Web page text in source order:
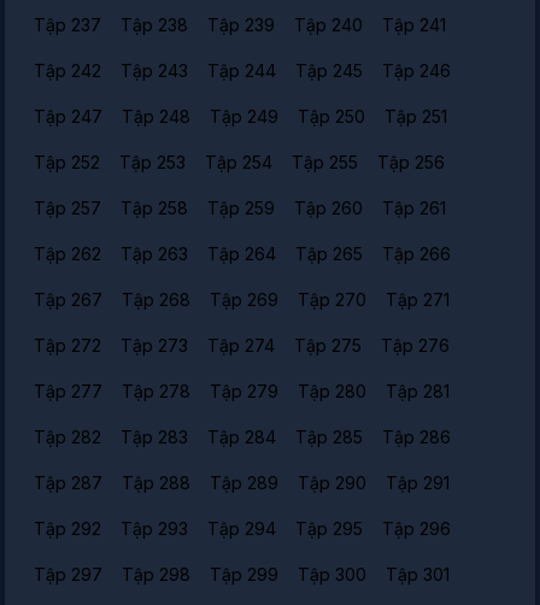
Tập 237 Tập 238 Tập 239 Tập 240 Tập 241
Tập 242 Tập 243 Tập 244 Tập 245 Tập 246
Tập 247 Tập 248 Tập 249 Tập 250 Tập 251
Tập 252 Tập 253 Tập 254 Tập 255 Tập 256
Tập 257 Tập 258 Tập 259 Tập 260 Tập 261
Tập 262 Tập 263 Tập 264 Tập 265 Tập 266
Tập 267 Tập 268 Tập 269 Tập 270 Tập 271
Tập 272 Tập 273 Tập 274 Tập 275 Tập 276
Tập 277 Tập 278 Tập 279 Tập 280 Tập 281
Tập 282 Tập 283 Tập 284 Tập 285 Tập 286
Tập 287 Tập 288 Tập 289 Tập 290 Tập 291
Tập 292 Tập 293 Tập 294 Tập 295 Tập 296
Tập 297 Tập 298 Tập 299 Tập 300 Tập 301